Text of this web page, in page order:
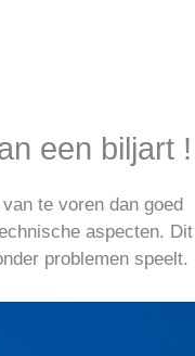
een biljart !
te voren dan goed
aspecten. Dit
problemen speelt.